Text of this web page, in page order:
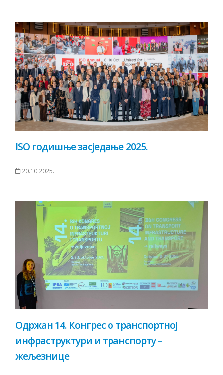
ISO годишње засједање 2025.
20.10.2025.
Одржан 14. Конгрес о транспортној
инфраструктури и транспорту –
жељезнице